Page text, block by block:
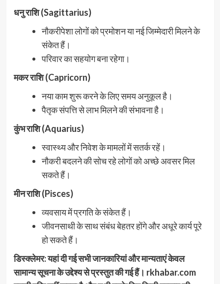
धनु राशि (Sagittarius)
नौकरीपेशा लोगों को प्रमोशन या नई जिम्मेदारी मिलने के
संकेत हैं।
परिवार का सहयोग बना रहेगा।
मकर राशि (Capricorn)
नया काम शुरू करने के लिए समय अनुकूल है।
पैतृक संपत्ति से लाभ मिलने की संभावना है।
कुंभ राशि (Aquarius)
स्वास्थ्य और निवेश के मामलों में सतर्क रहें।
नौकरी बदलने की सोच रहे लोगों को अच्छे अवसर मिल
सकते हैं।
मीन राशि (Pisces)
व्यवसाय में प्रगति के संकेत हैं।
जीवनसाथी के साथ संबंध बेहतर होंगे और अधूरे कार्य पूरे
हो सकते हैं।
डिस्क्लेमर: यहां दी गई सभी जानकारियां और मान्यताएं केवल
सामान्य सूचना के उद्देश्य से प्रस्तुत की गई हैं। rkhabar.com